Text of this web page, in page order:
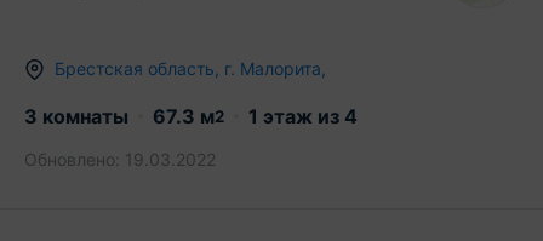
Брестская область г. Малорита
3 комнаты 67.3 м2 1 этаж из 4
Обновлено: 19.03.2022